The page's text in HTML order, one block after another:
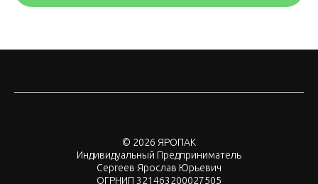
© 2026 ЯРОПАК
Индивидуальный Предприниматель
Сергеев Ярослав Юрьевич
ОГРНИП 321463200027505